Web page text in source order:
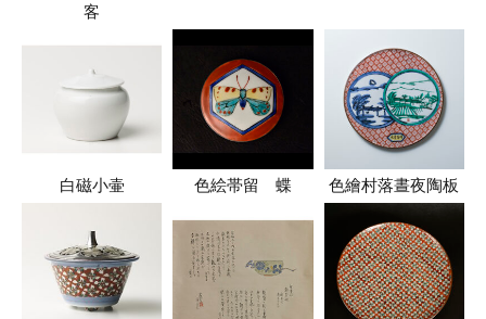
客
白磁小壷 色絵帯留 蝶 色繪村落晝夜陶板